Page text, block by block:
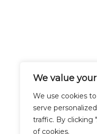
We value
We use cookies
serve
traffic. By clicking
of cookies.